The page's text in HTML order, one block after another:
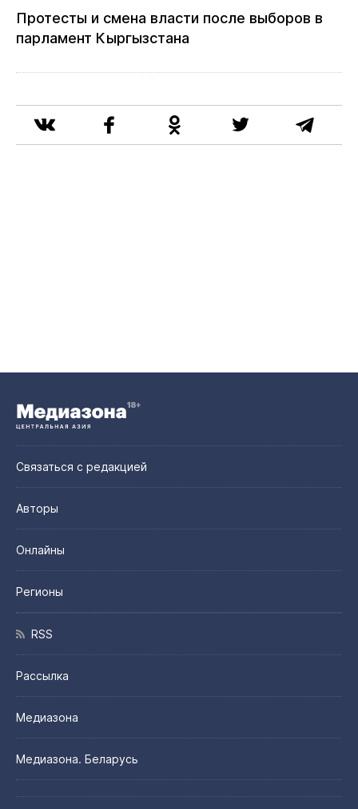
Протесты и смена власти после выборов в
парламент Кыргызстана
Связаться с редакцией
Авторы
Онлайны
Регионы
RSS
Рассылка
Медиазона
Медиазона. Беларусь